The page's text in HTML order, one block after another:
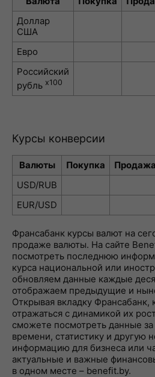
Доллар
США
Евро
Российский
рубль x100
Курсы конверсии
Валюты Покупка
Продажа
USD/RUB
EUR/USD
Франсабанк курсы валют на
продаже валюты. На сайте
посмотреть последнюю
курса национальной или
обновляем данные каждые
отображаем предыдущие и
Открывая вкладку Франсабанк,
отражаться с динамикой их
сможете посмотреть данные
времени, статистику и другую
информацию для бизнеса или
актуальные и важные
в одном месте – benefit.by.